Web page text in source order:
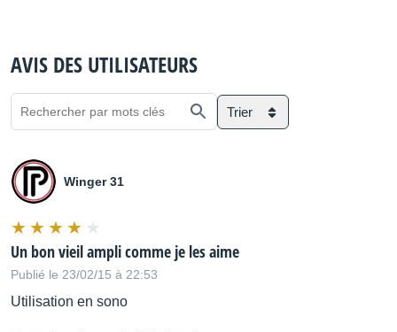
AVIS DES UTILISATEURS
Trier
Winger 31
Un bon vieil ampli comme je les aime
Publié le 23/02/15 à 22:53
Utilisation en sono